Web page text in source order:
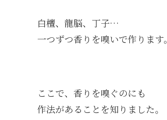
白檀、龍脳、丁子…
一つずつ香りを嗅いで作ります。
ここで、香りを嗅ぐのにも
作法があることを知りました。